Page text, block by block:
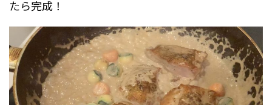
たら完成！